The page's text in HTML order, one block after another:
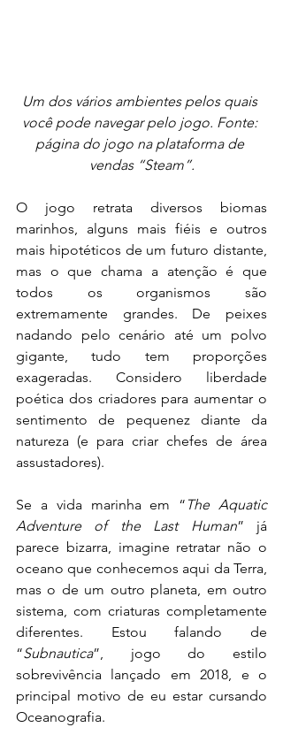
Um dos vários ambientes pelos quais
você pode navegar pelo jogo. Fonte:
página do jogo na plataforma de
vendas “Steam”.
O jogo retrata diversos biomas
marinhos, alguns mais fiéis e outros
mais hipotéticos de um futuro distante,
mas o que chama a atenção é que
todos os organismos são
extremamente grandes. De peixes
nadando pelo cenário até um polvo
gigante, tudo tem proporções
exageradas. Considero liberdade
poética dos criadores para aumentar o
sentimento de pequenez diante da
natureza (e para criar chefes de área
assustadores).
Se a vida marinha em “ The Aquatic
Adventure of the Last Human” já
parece bizarra, imagine retratar não o
oceano que conhecemos aqui da Terra,
mas o de um outro planeta, em outro
sistema, com criaturas completamente
diferentes. Estou falando de
“Subnautica”, jogo do estilo
sobrevivência lançado em 2018, e o
principal motivo de eu estar cursando
Oceanografia.